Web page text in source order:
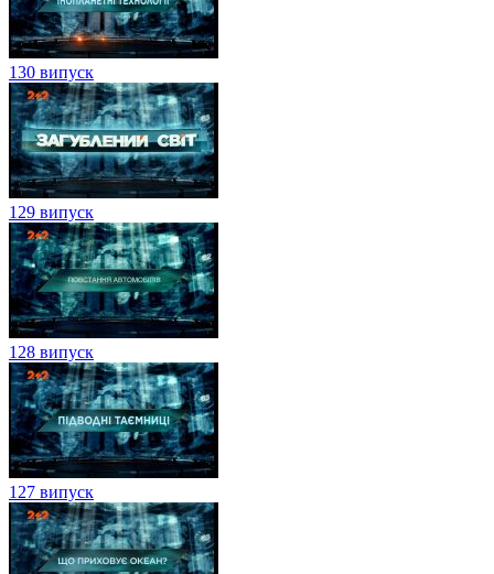
130 випуск
129 випуск
128 випуск
127 випуск